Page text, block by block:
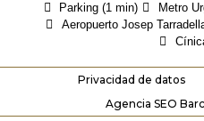
Parking (1 min) Metro
Aeropuerto Josep
Privacidad de datos
Agencia SEO